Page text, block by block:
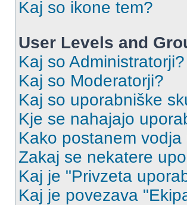
Kaj so ikone tem?
User Levels and
Kaj so Administratorji?
Kaj so Moderatorji?
Kaj so uporabniške
Kje se nahajajo
Kako postanem
Zakaj se nekatere
Kaj je "Privzeta
Kaj je povezava